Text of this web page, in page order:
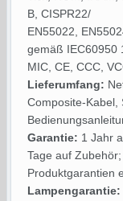
B, CISPR22/
EN55022,
gemäß IEC60950
MIC, CE, CCC,
Lieferumfang:
Composite-Kabel,
Garantie: 1 Jahr
Tage auf
Produktgarantien
Lampengarantie: